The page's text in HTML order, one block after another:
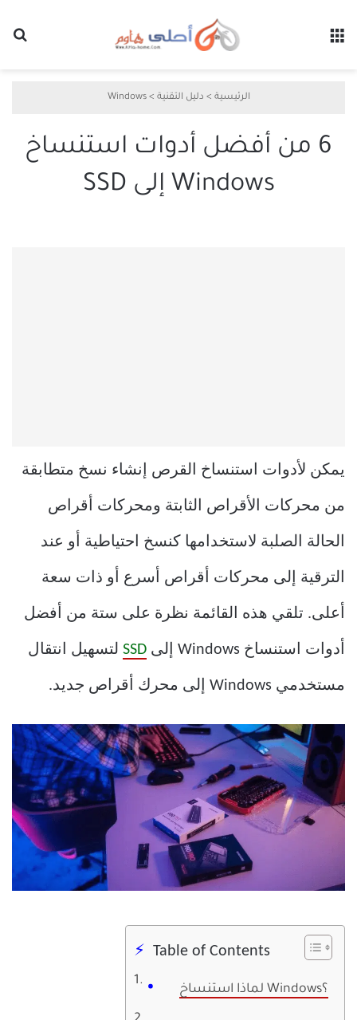
الرئيسية > دليل التقنية >
Windows
6 من أفضل أدوات استنساخ
Windows إلى SSD
يمكن لأدوات استنساخ القرص إنشاء نسخ متطابقة
من محركات الأقراص الثابتة ومحركات أقراص
الحالة الصلبة لاستخدامها كنسخ احتياطية أو عند
الترقية إلى محركات أقراص أسرع أو ذات سعة
أعلى. تلقي هذه القائمة نظرة على ستة من أفضل
أدوات استنساخ Windows إلى SSD لتسهيل انتقال
مستخدمي Windows إلى محرك أقراص جديد.
Table of Contents
لماذا استنساخ Windows؟